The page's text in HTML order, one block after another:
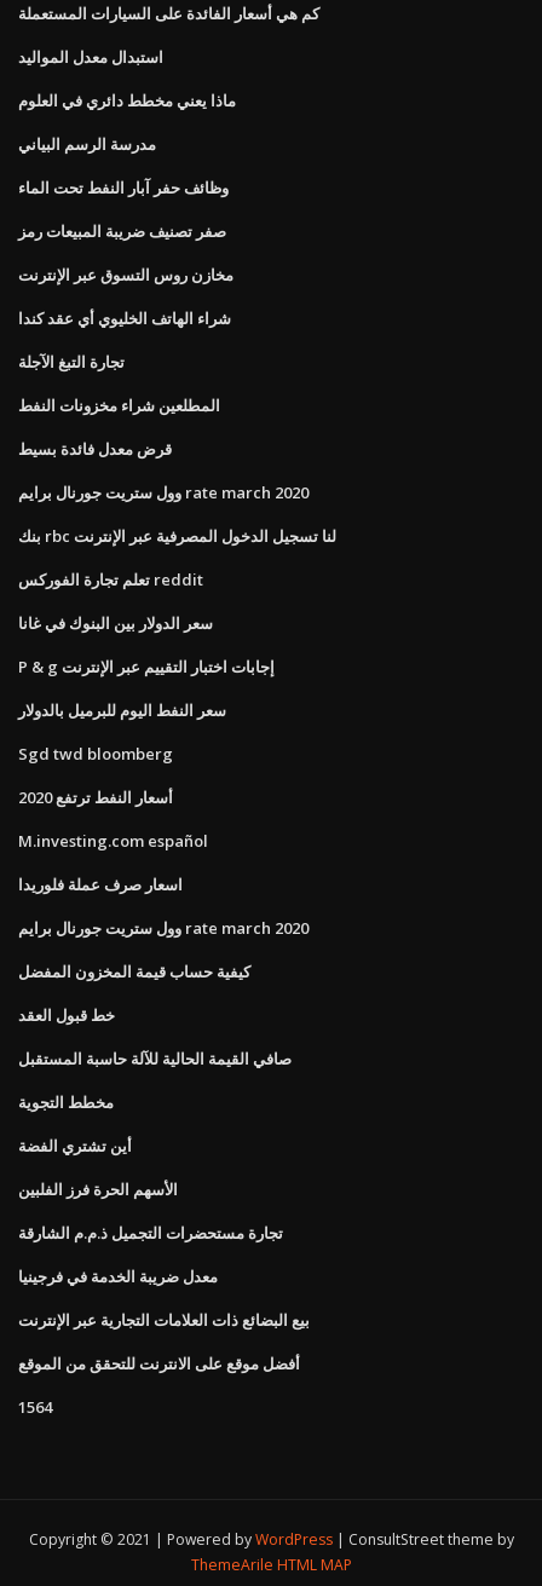
كم هي أسعار الفائدة على السيارات المستعملة
استبدال معدل المواليد
ماذا يعني مخطط دائري في العلوم
مدرسة الرسم البياني
وظائف حفر آبار النفط تحت الماء
صفر تصنيف ضريبة المبيعات رمز
مخازن روس التسوق عبر الإنترنت
شراء الهاتف الخليوي أي عقد كندا
تجارة التبغ الآجلة
المطلعين شراء مخزونات النفط
قرض معدل فائدة بسيط
وول ستريت جورنال برايم rate march 2020
بنك rbc لنا تسجيل الدخول المصرفية عبر الإنترنت
تعلم تجارة الفوركس reddit
سعر الدولار بين البنوك في غانا
P & g إجابات اختبار التقييم عبر الإنترنت
سعر النفط اليوم للبرميل بالدولار
Sgd twd bloomberg
أسعار النفط ترتفع 2020
M.investing.com español
اسعار صرف عملة فلوريدا
وول ستريت جورنال برايم rate march 2020
كيفية حساب قيمة المخزون المفضل
خط قبول العقد
صافي القيمة الحالية للآلة حاسبة المستقبل
مخطط التجوية
أين تشتري الفضة
الأسهم الحرة فرز الفلبين
تجارة مستحضرات التجميل ذ.م.م الشارقة
معدل ضريبة الخدمة في فرجينيا
بيع البضائع ذات العلامات التجارية عبر الإنترنت
أفضل موقع على الانترنت للتحقق من الموقع
1564
Copyright © 2021 | Powered byWordPress
ConsultStreet theme by
ThemeArile HTML MAP